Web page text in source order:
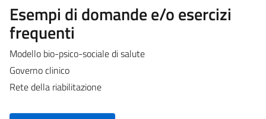
Esempi di domande e/o esercizi
frequenti
Modello bio-psico-sociale di salute
Governo clinico
Rete della riabilitazione